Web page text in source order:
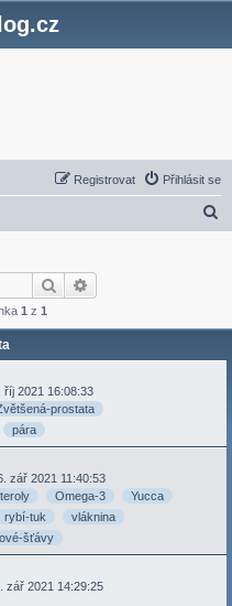
Přihlásit se
Registrovat
Hledat
1 z 1
říj 2021 16:08:33
prostata
pára
zář 2021 11:40:53
Omega-3
Yucca
rybí-tuk
vláknina
šťávy
zář 2021 14:29:25